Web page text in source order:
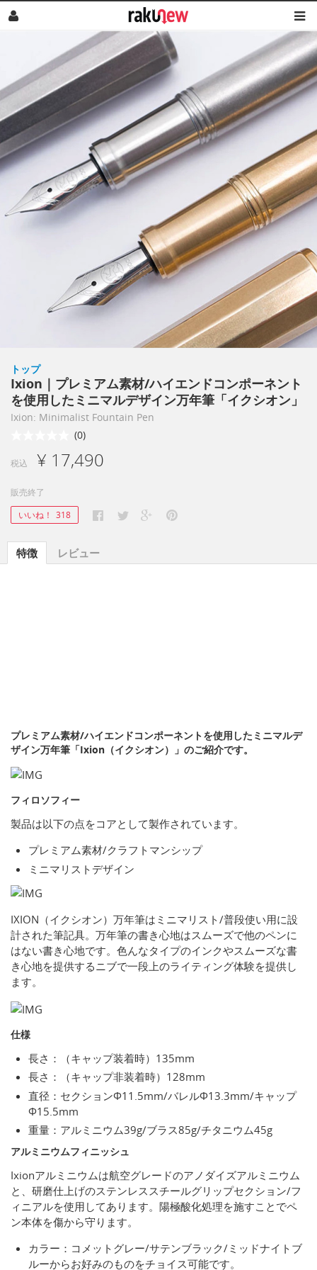
トップ
Ixion｜プレミアム素材/ハイエンドコンポーネント
を使用したミニマルデザイン万年筆「イクシオン」
Ixion: Minimalist Fountain Pen
(0)
税込 ¥ 17,490
販売終了
いいね！ 318
特徴 レビュー
プレミアム素材/ハイエンドコンポーネントを使用したミニマルデ
ザイン万年筆「Ixion（イクシオン）」のご紹介です。
フィロソフィー
製品は以下の点をコアとして製作されています。
プレミアム素材/クラフトマンシップ
ミニマリストデザイン
IXION（イクシオン）万年筆はミニマリスト/普段使い用に設
計された筆記具。万年筆の書き心地はスムーズで他のペンに
はない書き心地です。色んなタイプのインクやスムーズな書
き心地を提供するニブで一段上のライティング体験を提供し
ます。
仕様
長さ：（キャップ装着時）135mm
長さ：（キャップ非装着時）128mm
直径：セクションΦ11.5mm/バレルΦ13.3mm/キャップ
Φ15.5mm
重量：アルミニウム39g/ブラス85g/チタニウム45g
アルミニウムフィニッシュ
Ixionアルミニウムは航空グレードのアノダイズアルミニウム
と、研磨仕上げのステンレススチールグリップセクション/フ
ィニアルを使用してあります。陽極酸化処理を施すことでペ
ン本体を傷から守ります。
カラー：コメットグレー/サテンブラック/ミッドナイトブ
ルーからお好みのものをチョイス可能です。